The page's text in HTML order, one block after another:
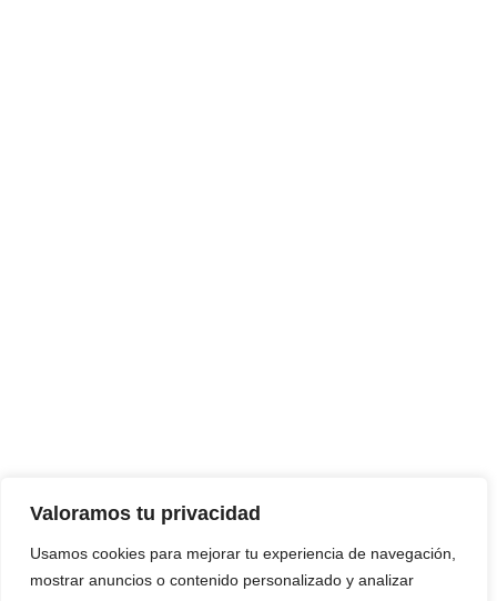
Valoramos tu privacidad
Usamos cookies para mejorar tu experiencia de navegación,
mostrar anuncios o contenido personalizado y analizar